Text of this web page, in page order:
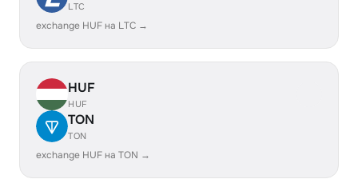
LTC
exchange HUF на LTC →
HUF
HUF
TON
TON
exchange HUF на TON →